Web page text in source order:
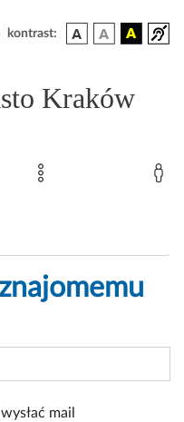
kontrast:
Kraków
mail